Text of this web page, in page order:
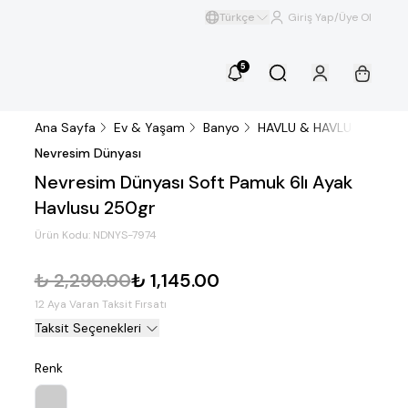
Türkçe Giriş Yap/Üye Ol
5
Ana Sayfa Ev & Yaşam Banyo HAVLU & HAVLU SETİ
Nevresim Dünyası
Nevresim Dünyası Soft Pamuk 6lı Ayak
Havlusu 250gr
Ürün Kodu: NDNYS-7974
₺ 2,290.00₺ 1,145.00
12 Aya Varan Taksit Fırsatı
Taksit Seçenekleri
Renk